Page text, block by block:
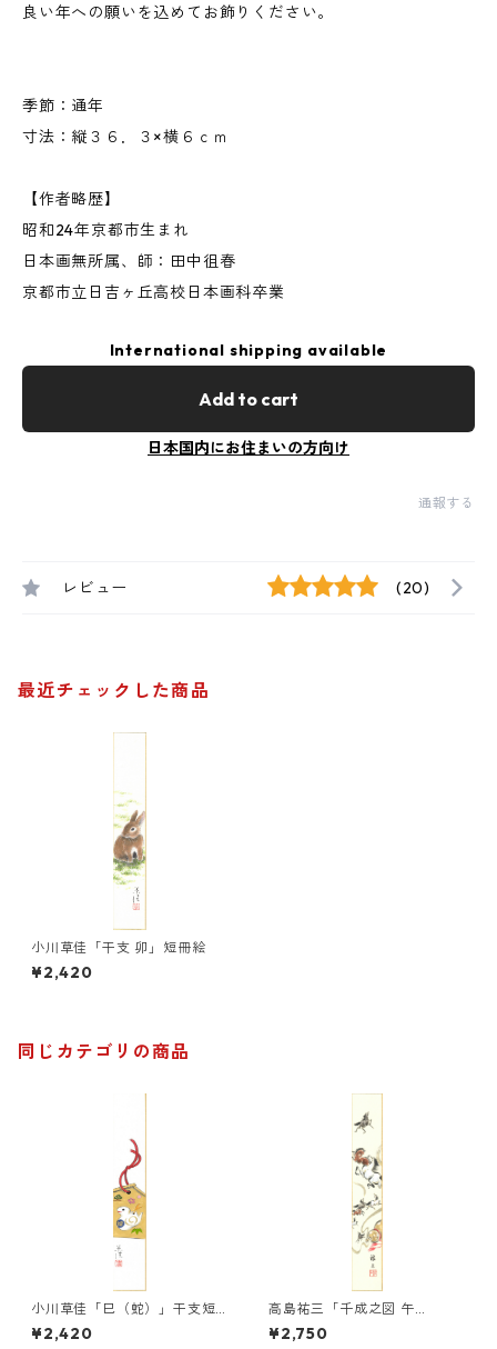
良い年への願いを込めてお飾りください。
季節：通年
寸法：縦３６．３×横６ｃｍ
【作者略歴】
昭和24年京都市生まれ
日本画無所属、師：田中徂春
京都市立日吉ヶ丘高校日本画科卒業
International shipping available
Add to cart
日本国内にお住まいの方向け
通報する
レビュー (20)
最近チェックした商品
小川草佳「干支 卯」短冊絵
¥2,420
同じカテゴリの商品
小川草佳「巳（蛇）」干支短
冊絵
¥2,420
高島祐三「千成之図 午
（馬）」干支短冊
¥2,750